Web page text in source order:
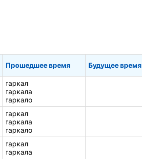
Прошедшее время Будущее время
гаркал
гаркала
гаркало
гаркал
гаркала
гаркало
гаркал
гаркала